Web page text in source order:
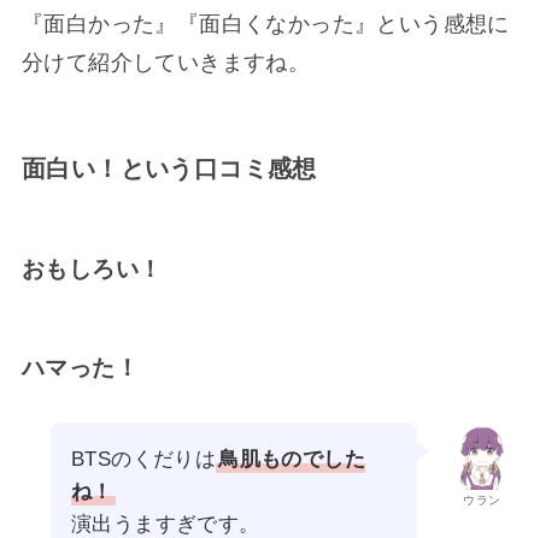
『面白かった』『面白くなかった』という感想に
分けて紹介していきますね。
面白い！という口コミ感想
おもしろい！
ハマった！
ウラン
BTSのくだりは鳥肌ものでした
ね！
演出うますぎです。